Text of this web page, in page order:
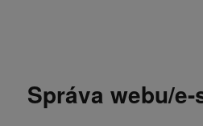
Správa webu/